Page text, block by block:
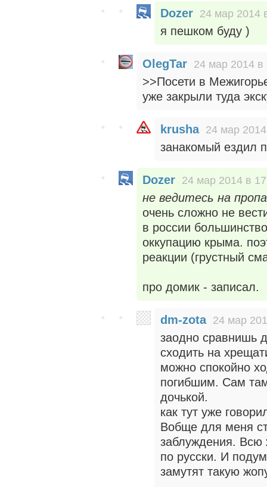
Dozer 24 мар 2014
я пешком буду )
OlegTar 24 мар 2014 в
>>Посети в
уже закрыли туда
krusha 24 мар
занакомый ездил
Dozer 24 мар 2014 в
не ведитесь на
очень сложно не
в россии
оккупацию крыма.
реакции (грустный
про домик - записал.
dm-zota 24 мар
заодно сравнишь
сходить на
можно спокойно
погибшим. Сам
дочькой.
как тут уже
Вобще для меня
заблуждения. Всю
по русски. И
замутят такую